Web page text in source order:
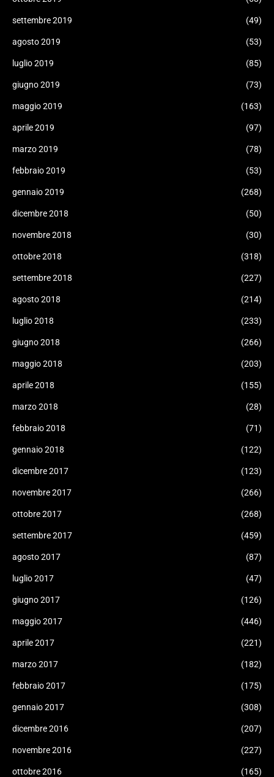
settembre 2019 (49)
agosto 2019 (53)
luglio 2019 (85)
giugno 2019 (73)
maggio 2019 (163)
aprile 2019 (97)
marzo 2019 (78)
febbraio 2019 (53)
gennaio 2019 (268)
dicembre 2018 (50)
novembre 2018 (30)
ottobre 2018 (318)
settembre 2018 (227)
agosto 2018 (214)
luglio 2018 (233)
giugno 2018 (266)
maggio 2018 (203)
aprile 2018 (155)
marzo 2018 (28)
febbraio 2018 (71)
gennaio 2018 (122)
dicembre 2017 (123)
novembre 2017 (266)
ottobre 2017 (268)
settembre 2017 (459)
agosto 2017 (87)
luglio 2017 (47)
giugno 2017 (126)
maggio 2017 (446)
aprile 2017 (221)
marzo 2017 (182)
febbraio 2017 (175)
gennaio 2017 (308)
dicembre 2016 (207)
novembre 2016 (227)
ottobre 2016 (165)